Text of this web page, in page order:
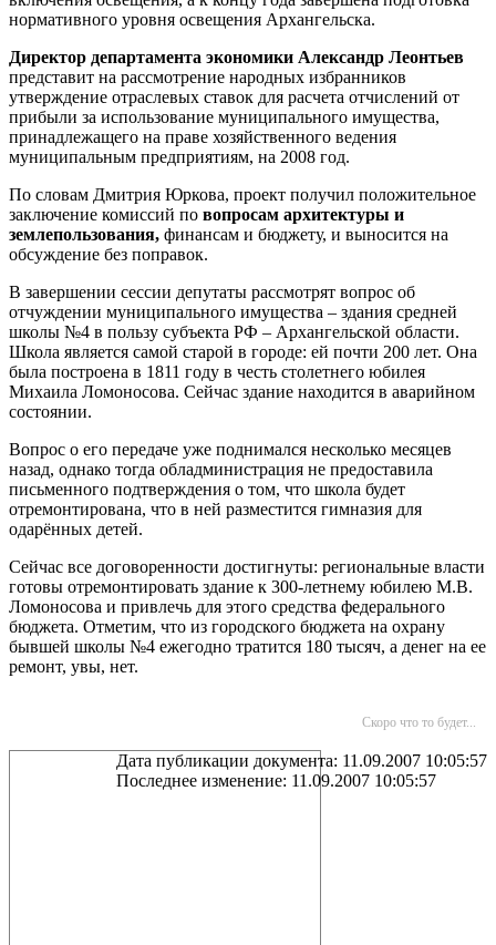
нормативного уровня освещения Архангельска.
Директор департамента экономики Александр Леонтьев
представит на рассмотрение народных избранников
утверждение отраслевых ставок для расчета отчислений от
прибыли за использование муниципального имущества,
принадлежащего на праве хозяйственного ведения
муниципальным предприятиям, на 2008 год.
По словам Дмитрия Юркова, проект получил положительное
заключение комиссий по вопросам архитектуры и
землепользования, финансам и бюджету, и выносится на
обсуждение без поправок.
В завершении сессии депутаты рассмотрят вопрос об
отчуждении муниципального имущества – здания средней
школы №4 в пользу субъекта РФ – Архангельской области.
Школа является самой старой в городе: ей почти 200 лет. Она
была построена в 1811 году в честь столетнего юбилея
Михаила Ломоносова. Сейчас здание находится в аварийном
состоянии.
Вопрос о его передаче уже поднимался несколько месяцев
назад, однако тогда обладминистрация не предоставила
письменного подтверждения о том, что школа будет
отремонтирована, что в ней разместится гимназия для
одарённых детей.
Сейчас все договоренности достигнуты: региональные власти
готовы отремонтировать здание к 300-летнему юбилею М.В.
Ломоносова и привлечь для этого средства федерального
бюджета. Отметим, что из городского бюджета на охрану
бывшей школы №4 ежегодно тратится 180 тысяч, а денег на ее
ремонт, увы, нет.
Скоро что то будет...
Дата публикации документа: 11.09.2007 10:05:57
Последнее изменение: 11.09.2007 10:05:57